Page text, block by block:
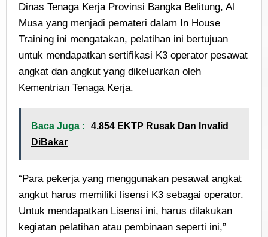
Dinas Tenaga Kerja Provinsi Bangka Belitung, Al
Musa yang menjadi pemateri dalam In House
Training ini mengatakan, pelatihan ini bertujuan
untuk mendapatkan sertifikasi K3 operator pesawat
angkat dan angkut yang dikeluarkan oleh
Kementrian Tenaga Kerja.
Baca Juga :
4.854 EKTP Rusak Dan Invalid
DiBakar
“Para pekerja yang menggunakan pesawat angkat
angkut harus memiliki lisensi K3 sebagai operator.
Untuk mendapatkan Lisensi ini, harus dilakukan
kegiatan pelatihan atau pembinaan seperti ini,”